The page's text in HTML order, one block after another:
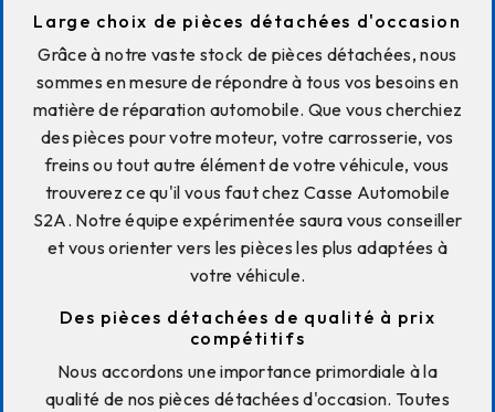
Large choix de pièces détachées d'occasion
Grâce à notre vaste stock de pièces détachées, nous
sommes en mesure de répondre à tous vos besoins en
matière de réparation automobile. Que vous cherchiez
des pièces pour votre moteur, votre carrosserie, vos
freins ou tout autre élément de votre véhicule, vous
trouverez ce qu'il vous faut chez Casse Automobile
S2A. Notre équipe expérimentée saura vous conseiller
et vous orienter vers les pièces les plus adaptées à
votre véhicule.
Des pièces détachées de qualité à prix
compétitifs
Nous accordons une importance primordiale à la
qualité de nos pièces détachées d'occasion. Toutes